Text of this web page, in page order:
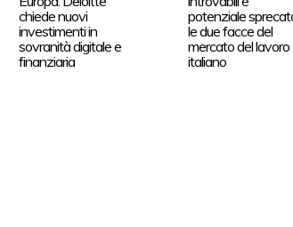
chiede nuovi
investimenti in
sovranità digitale e
finanziaria
potenziale
le due facce del
mercato del lavoro
italiano